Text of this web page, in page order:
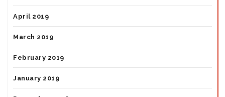
April 2019
March 2019
February 2019
January 2019